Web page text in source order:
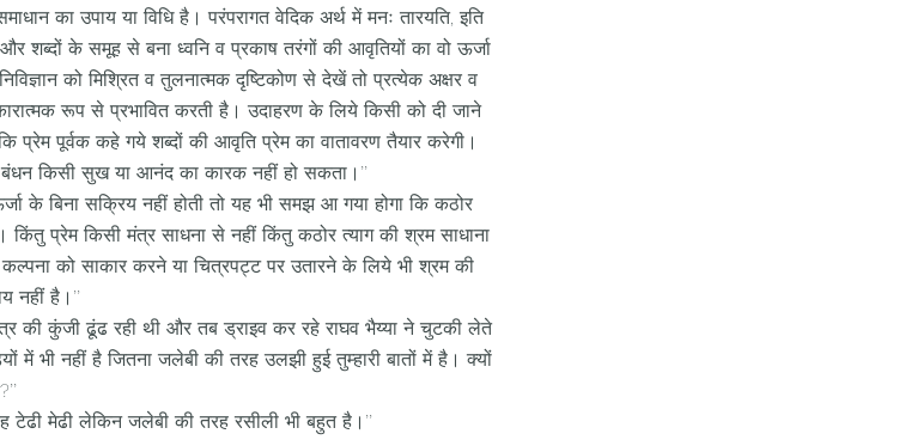
का उपाय या विधि है। परंपरागत वेदिक अर्थ में मनः तारयति, इति
शब्दों के समूह से बना ध्वनि व प्रकाष तरंगों की आवृतियों का वो ऊर्जा
को मिश्रित व तुलनात्मक दृष्टिकोण से देखें तो प्रत्येक अक्षर व
रूप से प्रभावित करती है। उदाहरण के लिये किसी को दी जाने
प्रेम पूर्वक कहे गये शब्दों की आवृति प्रेम का वातावरण तैयार करेगी।
किसी सुख या आनंद का कारक नहीं हो सकता।’’
बिना सक्रिय नहीं होती तो यह भी समझ आ गया होगा कि कठोर
प्रेम किसी मंत्र साधना से नहीं किंतु कठोर त्याग की श्रम साधाना
को साकार करने या चित्रपट्ट पर उतारने के लिये भी श्रम की
नहीं है।’’
की कुंजी ढूंढ रही थी और तब ड्राइव कर रहे राघव भैय्या ने चुटकी लेते
में भी नहीं है जितना जलेबी की तरह उलझी हुई तुम्हारी बातों में है। क्यों
मेढी लेकिन जलेबी की तरह रसीली भी बहुत है।’’